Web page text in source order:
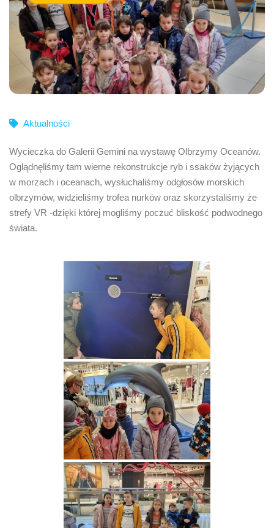
Aktualności
Wycieczka do Galerii Gemini na wystawę Olbrzymy Oceanów.
Oglądnęliśmy tam wierne rekonstrukcje ryb i ssaków żyjących
w morzach i oceanach, wysłuchaliśmy odgłosów morskich
olbrzymów, widzieliśmy trofea nurków oraz skorzystaliśmy że
strefy VR -dzięki której mogliśmy poczuć bliskość podwodnego
świata.